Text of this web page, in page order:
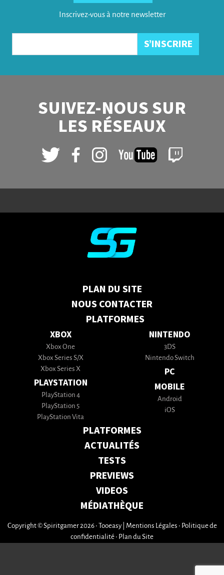
Inscrivez-vous à notre newsletter
SUIVEZ-NOUS SUR
LES RÉSEAUX
PLAN DU SITE
NOUS CONTACTER
PLATFORMES
XBOX
Xbox One
Xbox Series S/X
Xbox Series X
PLAYSTATION
PlayStation 4
PlayStation 5
PlayStation Vita
NINTENDO
3DS
Nintendo Switch
PC
MOBILE
Android
iOS
PLATFORMES
ACTUALITÉS
TESTS
PREVIEWS
VIDEOS
MÉDIATHÈQUE
Copyright © Spiritgamer 2026 • Tooeasy Mentions Légales • Politique de
confidentialité • Plan du Site